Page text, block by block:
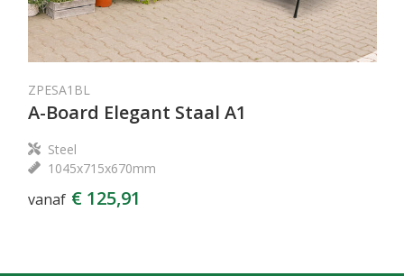
ZPESA1BL
A-Board Elegant Staal A1
Steel
1045x715x670mm
vanaf € 125,91